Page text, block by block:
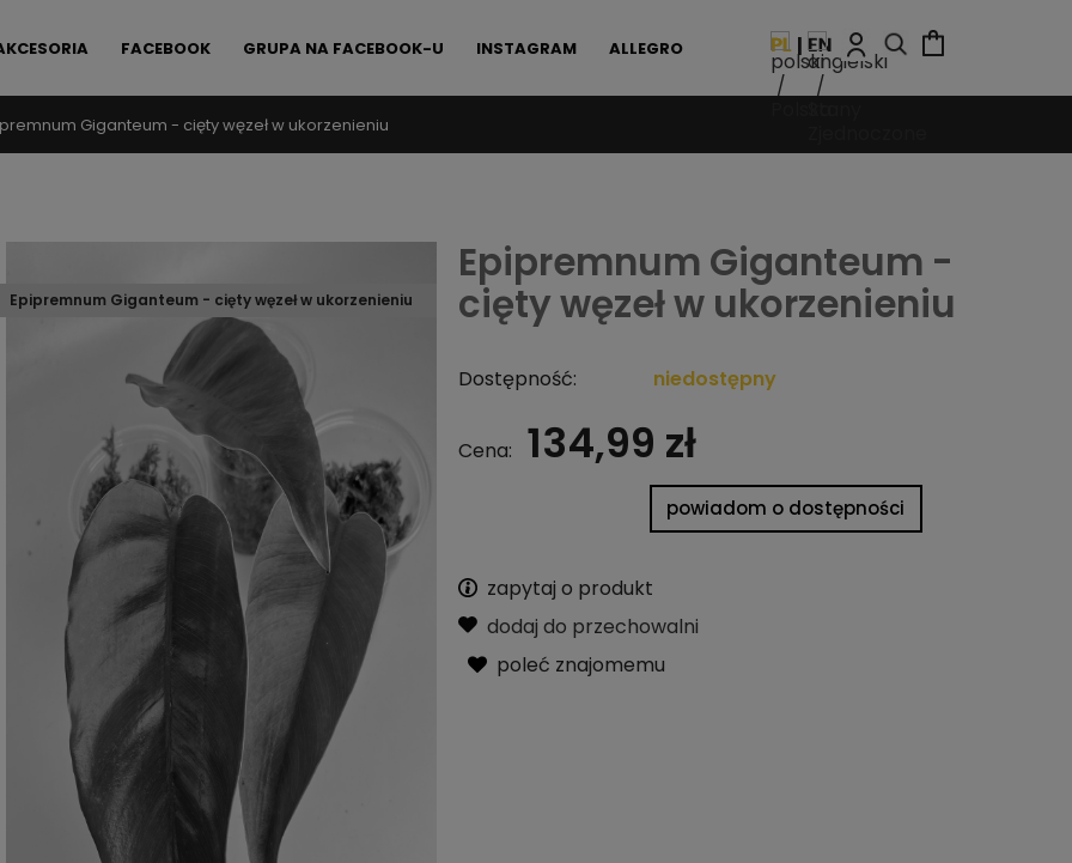
FACEBOOK GRUPA NA FACEBOOK-U INSTAGRAM ALLEGRO
FAQ KONTAKT
Giganteum - cięty węzeł w ukorzenieniu
Epipremnum Giganteum - cięty węzeł w ukorzenieniu
Epipremnum Giganteum -
cięty węzeł w ukorzenieniu
Dostępność: niedostępny
Cena: 134,99 zł
powiadom o dostępności
zapytaj o produkt
dodaj do przechowalni
poleć znajomemu